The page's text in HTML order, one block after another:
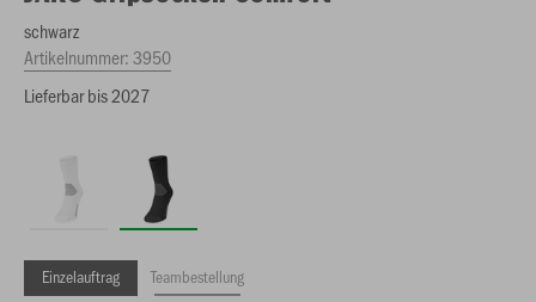
schwarz
Artikelnummer:3950
Lieferbar bis 2027
Einzelauftrag Teambestellung